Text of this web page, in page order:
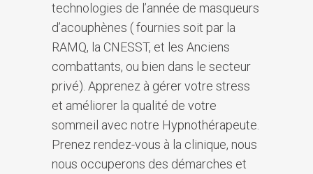
technologies de l’année de masqueurs
d’acouphènes ( fournies soit par la
RAMQ, la CNESST, et les Anciens
combattants, ou bien dans le secteur
privé). Apprenez à gérer votre stress
et améliorer la qualité de votre
sommeil avec notre Hypnothérapeute.
Prenez rendez-vous à la clinique, nous
nous occuperons des démarches et